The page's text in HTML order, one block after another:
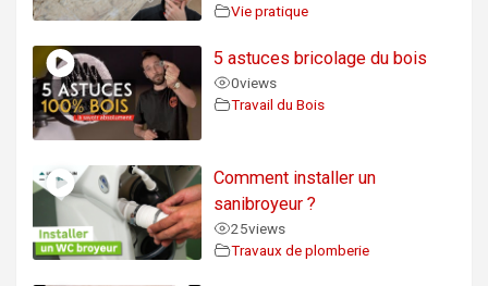
Vie pratique
5 astuces bricolage du bois
0views
Travail du Bois
Comment installer un
sanibroyeur ?
25views
Travaux de plomberie